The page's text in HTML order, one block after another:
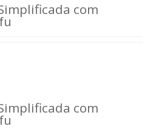
com
com